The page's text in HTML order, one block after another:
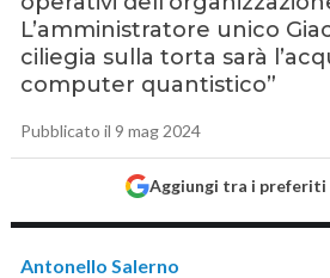
L’amministratore unico
ciliegia sulla torta sarà
computer quantistico”
Pubblicato il 9 mag 2024
Aggiungi tra i preferiti
Antonello Salerno